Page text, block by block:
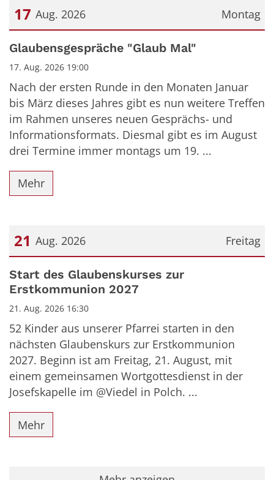
Montag
17 Aug. 2026
Datum: 17. August 2026
Glaubensgespräche "Glaub Mal"
17. Aug. 2026 19:00
Nach der ersten Runde in den Monaten Januar
bis März dieses Jahres gibt es nun weitere Treffen
im Rahmen unseres neuen Gesprächs- und
Informationsformats. Diesmal gibt es im August
drei Termine immer montags um 19. ...
Mehr
Freitag
21 Aug. 2026
Datum: 21. August 2026
Start des Glaubenskurses zur
Erstkommunion 2027
21. Aug. 2026 16:30
52 Kinder aus unserer Pfarrei starten in den
nächsten Glaubenskurs zur Erstkommunion
2027. Beginn ist am Freitag, 21. August, mit
einem gemeinsamen Wortgottesdienst in der
Josefskapelle im @Viedel in Polch. ...
Mehr